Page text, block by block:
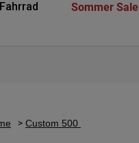
Fahrrad Sommer Sale
Custom 500